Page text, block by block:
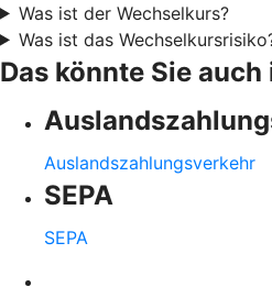
Was ist der Wechselkurs?
Was ist das
Das könnte Sie
Auslandszahlungsverkehr
SEPA
SEPA